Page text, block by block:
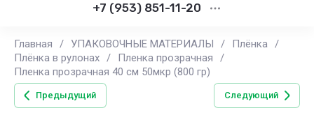
+7 (953) 851-11-20
Главная / УПАКОВОЧНЫЕ МАТЕРИАЛЫ / Плёнка /
Плёнка в рулонах / Пленка прозрачная
/
Пленка прозрачная 40 см 50мкр (800 гр)
Предыдущий Следующий